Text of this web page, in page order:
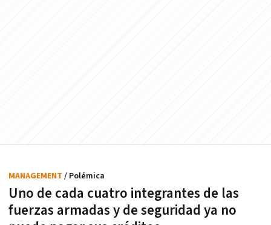
Uno de cada cuatro integrantes de las
fuerzas armadas y de seguridad ya no
MANAGEMENT / Polémica